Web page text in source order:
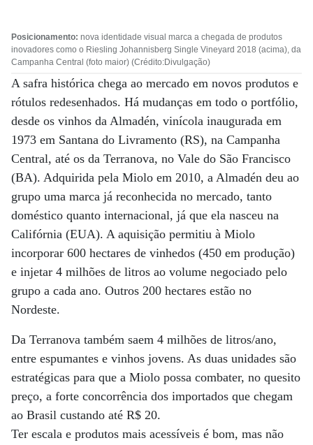
Posicionamento: nova identidade visual marca a chegada de produtos
inovadores como o Riesling Johannisberg Single Vineyard 2018 (acima), da
Campanha Central (foto maior) (Crédito:Divulgação)
A safra histórica chega ao mercado em novos produtos e
rótulos redesenhados. Há mudanças em todo o portfólio,
desde os vinhos da Almadén, vinícola inaugurada em
1973 em Santana do Livramento (RS), na Campanha
Central, até os da Terranova, no Vale do São Francisco
(BA). Adquirida pela Miolo em 2010, a Almadén deu ao
grupo uma marca já reconhecida no mercado, tanto
doméstico quanto internacional, já que ela nasceu na
Califórnia (EUA). A aquisição permitiu à Miolo
incorporar 600 hectares de vinhedos (450 em produção)
e injetar 4 milhões de litros ao volume negociado pelo
grupo a cada ano. Outros 200 hectares estão no
Nordeste.
Da Terranova também saem 4 milhões de litros/ano,
entre espumantes e vinhos jovens. As duas unidades são
estratégicas para que a Miolo possa combater, no quesito
preço, a forte concorrência dos importados que chegam
ao Brasil custando até R$ 20.
Ter escala e produtos mais acessíveis é bom, mas não